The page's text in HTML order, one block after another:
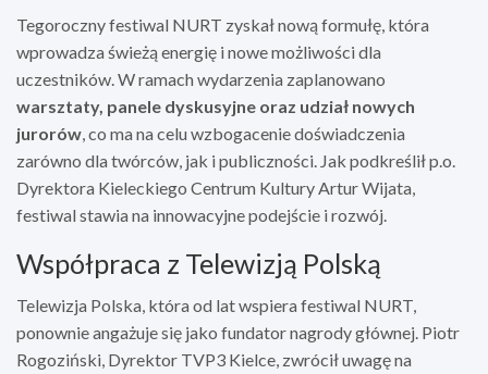
Tegoroczny festiwal NURT zyskał nową formułę, która
wprowadza świeżą energię i nowe możliwości dla
uczestników. W ramach wydarzenia zaplanowano
warsztaty, panele dyskusyjne oraz udział nowych
jurorów , co ma na celu wzbogacenie doświadczenia
zarówno dla twórców, jak i publiczności. Jak podkreślił p.o.
Dyrektora Kieleckiego Centrum Kultury Artur Wijata,
festiwal stawia na innowacyjne podejście i rozwój.
Współpraca z Telewizją Polską
Telewizja Polska, która od lat wspiera festiwal NURT,
ponownie angażuje się jako fundator nagrody głównej. Piotr
Rogoziński, Dyrektor TVP3 Kielce, zwrócił uwagę na